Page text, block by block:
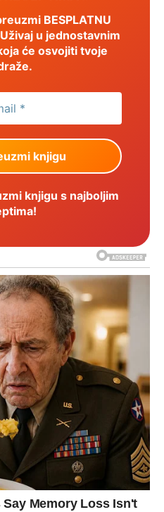
BESPLATNU
u jednostavnim
će osvojiti tvoje
knjigu s najboljim